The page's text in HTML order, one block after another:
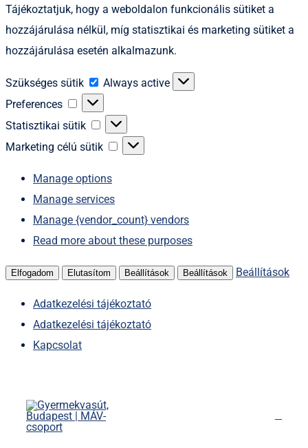
Tájékoztatjuk, hogy a weboldalon funkcionális sütiket a
hozzájárulása nélkül, míg statisztikai és marketing sütiket a
hozzájárulása esetén alkalmazunk.
Szükséges sütik
Szükséges
Always active
Preferences
Preferences
Statisztikai sütik
Statisztikai
sütik
Marketing célú sütik
Marketing
Manage options
Manage services
Manage {vendor_count} vendors
Read more about these purposes
Elfogadom Elutasítom Beállítások Beállítások Beállítások
Adatkezelési tájékoztató
Adatkezelési tájékoztató
Kapcsolat